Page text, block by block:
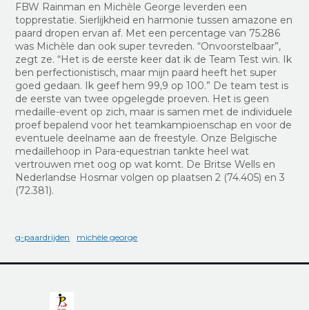
FBW Rainman en Michèle George leverden een
topprestatie. Sierlijkheid en harmonie tussen amazone en
paard dropen ervan af. Met een percentage van 75.286
was Michèle dan ook super tevreden. “Onvoorstelbaar”,
zegt ze. “Het is de eerste keer dat ik de Team Test win. Ik
ben perfectionistisch, maar mijn paard heeft het super
goed gedaan. Ik geef hem 99,9 op 100.” De team test is
de eerste van twee opgelegde proeven. Het is geen
medaille-event op zich, maar is samen met de individuele
proef bepalend voor het teamkampioenschap en voor de
eventuele deelname aan de freestyle. Onze Belgische
medaillehoop in Para-equestrian tankte heel wat
vertrouwen met oog op wat komt. De Britse Wells en
Nederlandse Hosmar volgen op plaatsen 2 (74.405) en 3
(72.381).
g-paardrijden michèle george